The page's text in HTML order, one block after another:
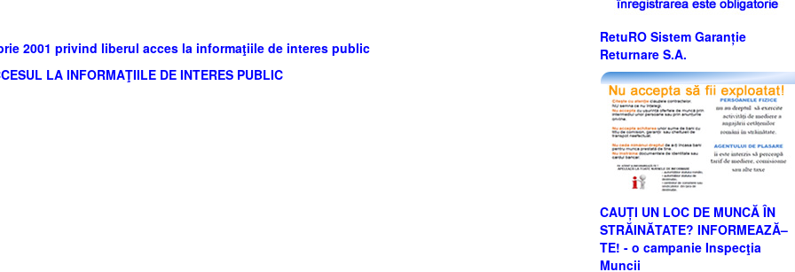
2001 privind liberul acces la informaţiile de interes public
LA INFORMAŢIILE DE INTERES PUBLIC
RetuRO Sistem Garanție
Returnare S.A.
CAUȚI UN LOC DE MUNCĂ ÎN
STRĂINĂTATE? INFORMEAZĂ–
TE! - o campanie Inspecţia
Muncii